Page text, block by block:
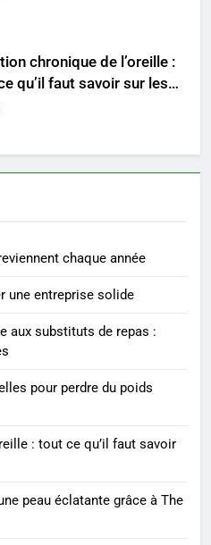
chronique de l’oreille :
qu’il faut savoir sur les
grâce à The
les chutes chez les
à La Rochelle : où
un accompagnement
à un tarif juste ?
chaque année
une entreprise solide
aux substituts de repas :
pour perdre du poids
: tout ce qu’il faut savoir
peau éclatante grâce à The